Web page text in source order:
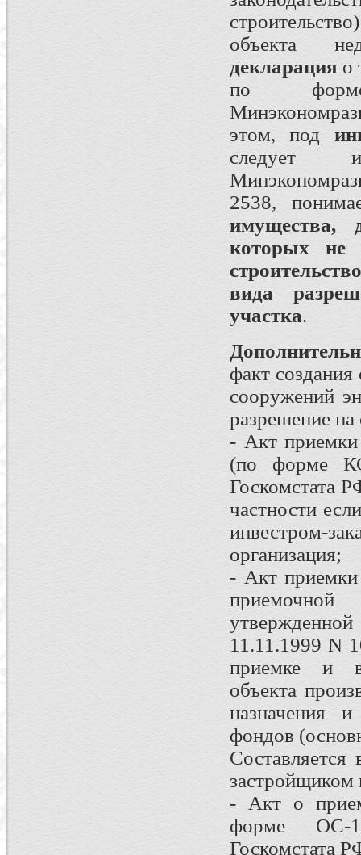
объекта
декларация о
по форме
этом, под
следует
2538,
имущества,
которых не
вида
участка.
факт
сооружений
разрешение на
- Акт приемки
(по форме
Госкомстата
частности
инвестром-
организация;
- Акт приемки
11.11.1999 N
приемке и
объекта
назначения
фондов
Составляется
застройщиком
- Акт о
форме ОС-
Госкомстата